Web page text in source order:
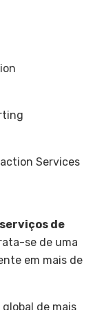
Services
de
se de uma
em mais de
de mais